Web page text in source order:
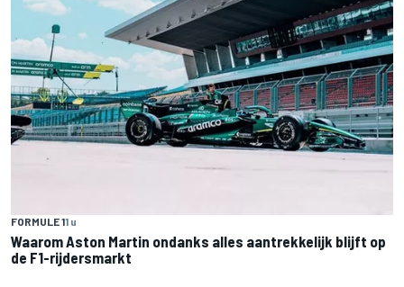
FORMULE 11 u
Waarom Aston Martin ondanks alles aantrekkelijk blijft op
de F1-rijdersmarkt